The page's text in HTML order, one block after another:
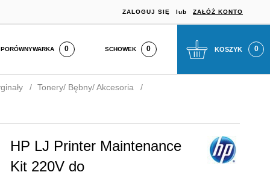
ZALOGUJ SIĘ lub ZAŁÓŻ KONTO
PORÓWNYWARKA SCHOWEK KOSZYK 0
Tonery/ Bębny/ Akcesoria
HP LJ Printer Maintenance
Kit 220V do